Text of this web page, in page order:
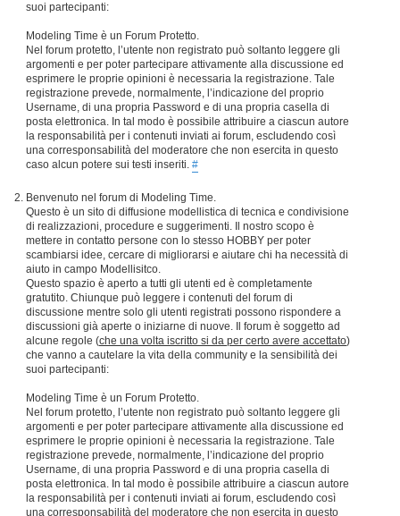
suoi partecipanti:
Modeling Time è un Forum Protetto.
Nel forum protetto, l’utente non registrato può soltanto leggere gli
argomenti e per poter partecipare attivamente alla discussione ed
esprimere le proprie opinioni è necessaria la registrazione. Tale
registrazione prevede, normalmente, l’indicazione del proprio
Username, di una propria Password e di una propria casella di
posta elettronica. In tal modo è possibile attribuire a ciascun autore
la responsabilità per i contenuti inviati ai forum, escludendo così
una corresponsabilità del moderatore che non esercita in questo
caso alcun potere sui testi inseriti. #
Benvenuto nel forum di Modeling Time.
Questo è un sito di diffusione modellistica di tecnica e condivisione
di realizzazioni, procedure e suggerimenti. Il nostro scopo è
mettere in contatto persone con lo stesso HOBBY per poter
scambiarsi idee, cercare di migliorarsi e aiutare chi ha necessità di
aiuto in campo Modellisitco.
Questo spazio è aperto a tutti gli utenti ed è completamente
gratutito. Chiunque può leggere i contenuti del forum di
discussione mentre solo gli utenti registrati possono rispondere a
discussioni già aperte o iniziarne di nuove. Il forum è soggetto ad
alcune regole (che una volta iscritto si da per certo avere accettato)
che vanno a cautelare la vita della community e la sensibilità dei
suoi partecipanti:
Modeling Time è un Forum Protetto.
Nel forum protetto, l’utente non registrato può soltanto leggere gli
argomenti e per poter partecipare attivamente alla discussione ed
esprimere le proprie opinioni è necessaria la registrazione. Tale
registrazione prevede, normalmente, l’indicazione del proprio
Username, di una propria Password e di una propria casella di
posta elettronica. In tal modo è possibile attribuire a ciascun autore
la responsabilità per i contenuti inviati ai forum, escludendo così
una corresponsabilità del moderatore che non esercita in questo